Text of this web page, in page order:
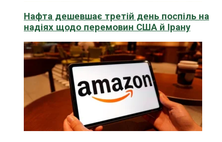
Нафта дешевшає третій день поспіль на
надіях щодо перемовин США й Ірану